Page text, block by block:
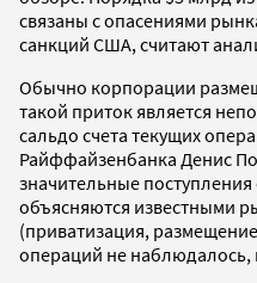
связаны с опасениями
санкций США, считают
Обычно корпорации
такой приток является
сальдо счета текущих
Райффайзенбанка Денис
значительные
объясняются известными
(приватизация,
операций не наблюдалось,